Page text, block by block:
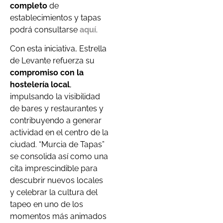
completo de
establecimientos y tapas
podrá consultarse aquí.
Con esta iniciativa, Estrella
de Levante refuerza su
compromiso con la
hostelería local,
impulsando la visibilidad
de bares y restaurantes y
contribuyendo a generar
actividad en el centro de la
ciudad. “Murcia de Tapas”
se consolida así como una
cita imprescindible para
descubrir nuevos locales
y celebrar la cultura del
tapeo en uno de los
momentos más animados